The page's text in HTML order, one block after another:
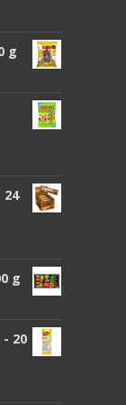
g
24
g
20